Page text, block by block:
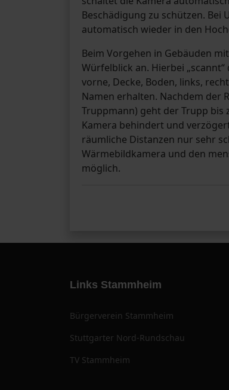
Beschädigung zu schützen.
automatisch wieder in den
Beim Vorgehen in Gebäuden
Würfelblick an. Hierbei
vorne, Decke, Boden, links,
Namen erhalten. Nachdem der
Truppmann) geht der Trupp bis
Kamera behindert und
räumliche Distanzen nur sehr
Wärmebildkamera und den
möglich.
Links Stammheim
Bürgerverein Stammheim
Stuttgarter Nord-Rundschau
TV Stammheim